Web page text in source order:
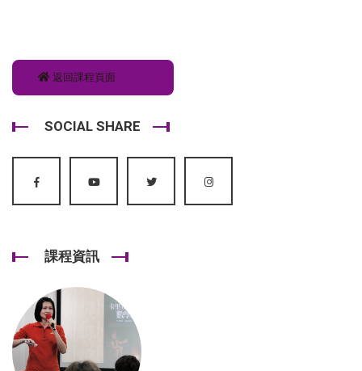
返回課程頁面
SOCIAL SHARE
課程資訊